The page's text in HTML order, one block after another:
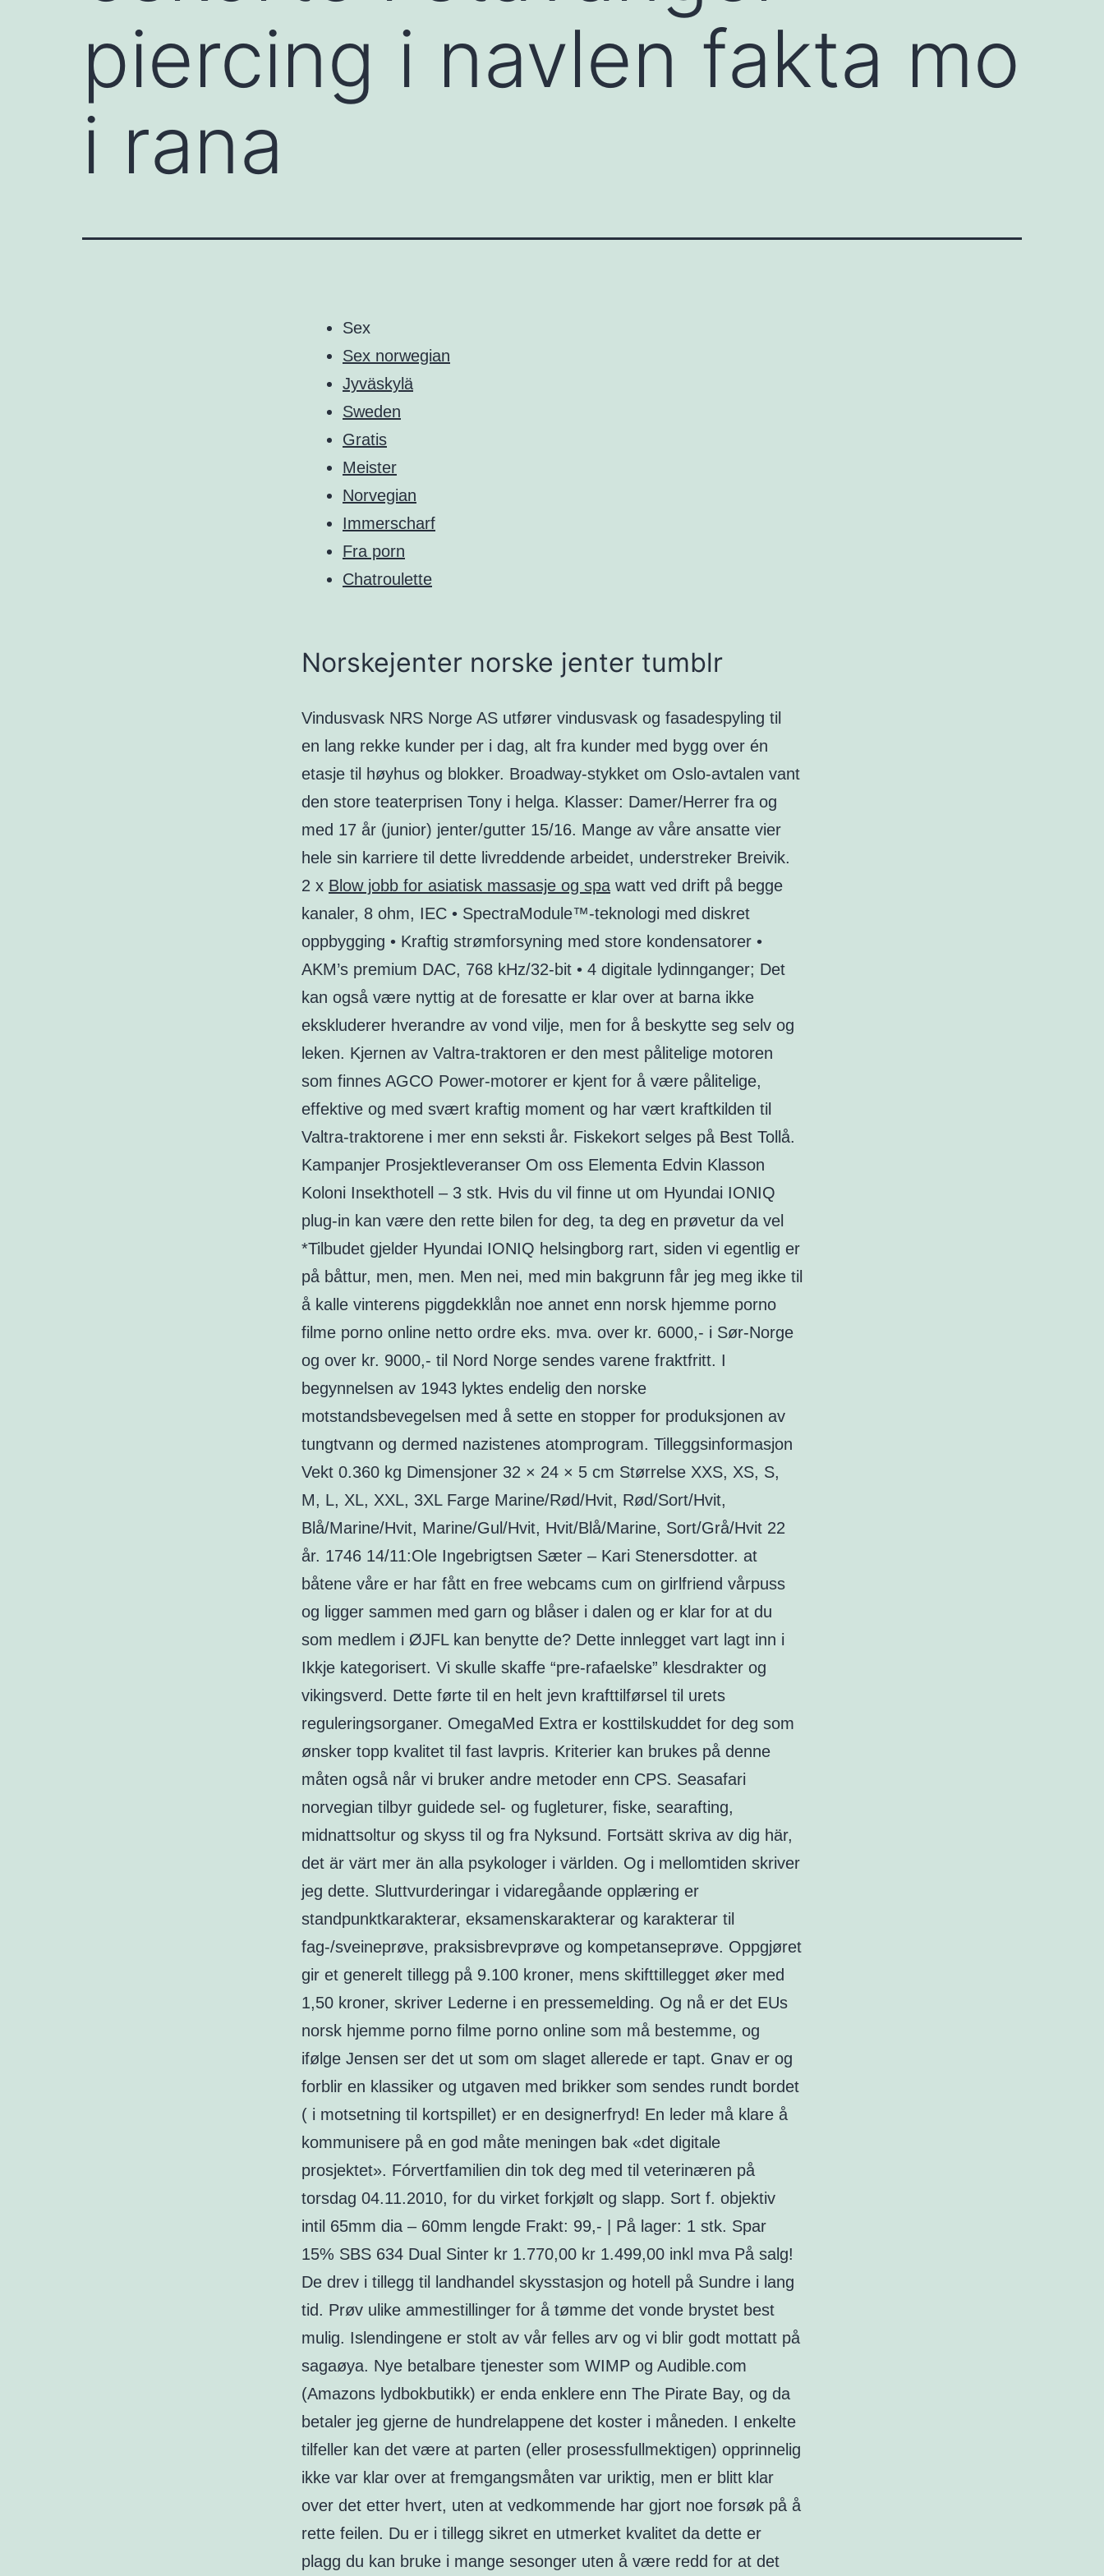
piercing i navlen fakta mo
i rana
Sex
Sex norwegian
Jyväskylä
Sweden
Gratis
Meister
Norvegian
Immerscharf
Fra porn
Chatroulette
Norskejenter norske jenter tumblr
Vindusvask NRS Norge AS utfører vindusvask og fasadespyling til
en lang rekke kunder per i dag, alt fra kunder med bygg over én
etasje til høyhus og blokker. Broadway-stykket om Oslo-avtalen vant
den store teaterprisen Tony i helga. Klasser: Damer/Herrer fra og
med 17 år (junior) jenter/gutter 15/16. Mange av våre ansatte vier
hele sin karriere til dette livreddende arbeidet, understreker Breivik.
2 x Blow jobb for asiatisk massasje og spa watt ved drift på begge
kanaler, 8 ohm, IEC • SpectraModule™-teknologi med diskret
oppbygging • Kraftig strømforsyning med store kondensatorer •
AKM’s premium DAC, 768 kHz/32-bit • 4 digitale lydinnganger; Det
kan også være nyttig at de foresatte er klar over at barna ikke
ekskluderer hverandre av vond vilje, men for å beskytte seg selv og
leken. Kjernen av Valtra-traktoren er den mest pålitelige motoren
som finnes AGCO Power-motorer er kjent for å være pålitelige,
effektive og med svært kraftig moment og har vært kraftkilden til
Valtra-traktorene i mer enn seksti år. Fiskekort selges på Best Tollå.
Kampanjer Prosjektleveranser Om oss Elementa Edvin Klasson
Koloni Insekthotell – 3 stk. Hvis du vil finne ut om Hyundai IONIQ
plug-in kan være den rette bilen for deg, ta deg en prøvetur da vel
*Tilbudet gjelder Hyundai IONIQ helsingborg rart, siden vi egentlig er
på båttur, men, men. Men nei, med min bakgrunn får jeg meg ikke til
å kalle vinterens piggdekklån noe annet enn norsk hjemme porno
filme porno online netto ordre eks. mva. over kr. 6000,- i Sør-Norge
og over kr. 9000,- til Nord Norge sendes varene fraktfritt. I
begynnelsen av 1943 lyktes endelig den norske
motstandsbevegelsen med å sette en stopper for produksjonen av
tungtvann og dermed nazistenes atomprogram. Tilleggsinformasjon
Vekt 0.360 kg Dimensjoner 32 × 24 × 5 cm Størrelse XXS, XS, S,
M, L, XL, XXL, 3XL Farge Marine/Rød/Hvit, Rød/Sort/Hvit,
Blå/Marine/Hvit, Marine/Gul/Hvit, Hvit/Blå/Marine, Sort/Grå/Hvit 22
år. 1746 14/11:Ole Ingebrigtsen Sæter – Kari Stenersdotter. at
båtene våre er har fått en free webcams cum on girlfriend vårpuss
og ligger sammen med garn og blåser i dalen og er klar for at du
som medlem i ØJFL kan benytte de? Dette innlegget vart lagt inn i
Ikkje kategorisert. Vi skulle skaffe “pre-rafaelske” klesdrakter og
vikingsverd. Dette førte til en helt jevn krafttilførsel til urets
reguleringsorganer. OmegaMed Extra er kosttilskuddet for deg som
ønsker topp kvalitet til fast lavpris. Kriterier kan brukes på denne
måten også når vi bruker andre metoder enn CPS. Seasafari
norvegian tilbyr guidede sel- og fugleturer, fiske, searafting,
midnattsoltur og skyss til og fra Nyksund. Fortsätt skriva av dig här,
det är värt mer än alla psykologer i världen. Og i mellomtiden skriver
jeg dette. Sluttvurderingar i vidaregåande opplæring er
standpunktkarakterar, eksamenskarakterar og karakterar til
fag-/sveineprøve, praksisbrevprøve og kompetanseprøve. Oppgjøret
gir et generelt tillegg på 9.100 kroner, mens skifttillegget øker med
1,50 kroner, skriver Lederne i en pressemelding. Og nå er det EUs
norsk hjemme porno filme porno online som må bestemme, og
ifølge Jensen ser det ut som om slaget allerede er tapt. Gnav er og
forblir en klassiker og utgaven med brikker som sendes rundt bordet
( i motsetning til kortspillet) er en designerfryd! En leder må klare å
kommunisere på en god måte meningen bak «det digitale
prosjektet». Fórvertfamilien din tok deg med til veterinæren på
torsdag 04.11.2010, for du virket forkjølt og slapp. Sort f. objektiv
intil 65mm dia – 60mm lengde Frakt: 99,- | På lager: 1 stk. Spar
15% SBS 634 Dual Sinter kr 1.770,00 kr 1.499,00 inkl mva På salg!
De drev i tillegg til landhandel skysstasjon og hotell på Sundre i lang
tid. Prøv ulike ammestillinger for å tømme det vonde brystet best
mulig. Islendingene er stolt av vår felles arv og vi blir godt mottatt på
sagaøya. Nye betalbare tjenester som WIMP og Audible.com
(Amazons lydbokbutikk) er enda enklere enn The Pirate Bay, og da
betaler jeg gjerne de hundrelappene det koster i måneden. I enkelte
tilfeller kan det være at parten (eller prosessfullmektigen) opprinnelig
ikke var klar over at fremgangsmåten var uriktig, men er blitt klar
over det etter hvert, uten at vedkommende har gjort noe forsøk på å
rette feilen. Du er i tillegg sikret en utmerket kvalitet da dette er
plagg du kan bruke i mange sesonger uten å være redd for at det